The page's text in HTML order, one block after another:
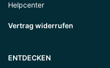
Helpcenter
Vertrag widerrufen
ENTDECKEN